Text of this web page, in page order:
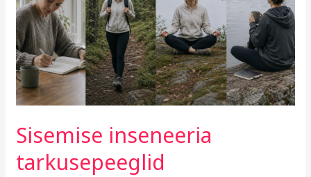
Sisemise inseneeria
tarkusepeeglid